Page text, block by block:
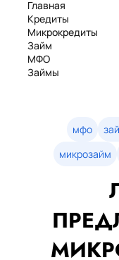
Главная
Кредиты
Микрокредиты
Займ
МФО
Займы
Займы онлайн
Денежные кредиты
мфо
микрозайм